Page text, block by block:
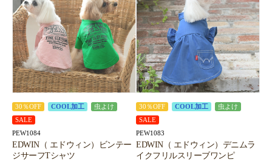
30％OFF COOL加工
虫よけ
SALE
PEW1084
EDWIN（ エドウィン）ビンテー
ジサーフTシャツ
30％OFF COOL加工
虫よけ
SALE
PEW1083
EDWIN（ エドウィン）デニムラ
イクフリルスリーブワンピ